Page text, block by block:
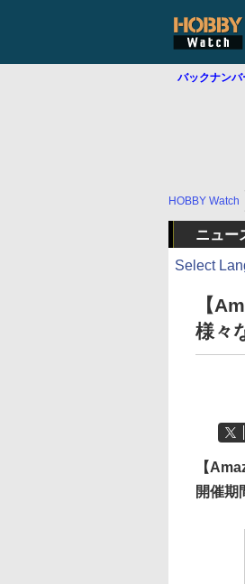
バックナンバ
HOBBY Watch
ニュー
Select
【
様々
【
開催期